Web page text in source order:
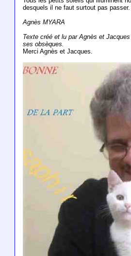
desquels il ne faut surtout pas
Agnès MYARA
Texte créé et lu par Agnès et
ses obsèques.
Merci Agnès et Jacques.